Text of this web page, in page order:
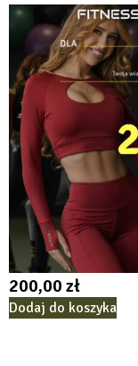
200,00 zł
Dodaj do koszyka